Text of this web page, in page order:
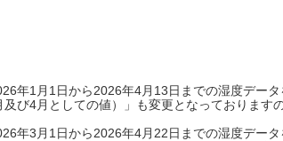
年1月1日から2026年4月13日までの湿度デー
び4月としての値）」も変更となっております
年3月1日から2026年4月22日までの湿度デー